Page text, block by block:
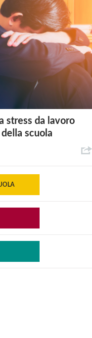
stress da lavoro
scuola